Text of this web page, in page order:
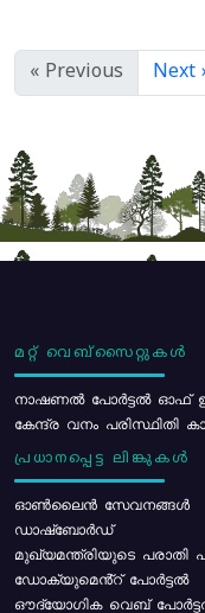
« Previous Next
മറ്റ് വെബ്സൈറ്റുകൾ
നാഷണൽ പോർട്ടൽ ഓഫ്
കേന്ദ്ര വനം പരിസ്ഥിതി
പ്രധാനപ്പെട്ട ലിങ്കുകൾ
ഓൺലൈൻ സേവനങ്ങൾ
ഡാഷ്ബോർഡ്
മുഖ്യമന്ത്രിയുടെ പരാതി
ഡോക്യുമെൻ്റ് പോർട്ടൽ
ഔദ്യോഗിക വെബ്